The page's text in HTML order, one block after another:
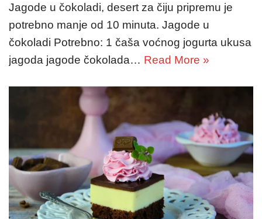
Jagode u čokoladi, desert za čiju pripremu je
potrebno manje od 10 minuta. Jagode u
čokoladi Potrebno: 1 čaša voćnog jogurta ukusa
jagoda jagode čokolada… Read More »